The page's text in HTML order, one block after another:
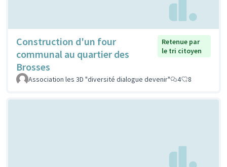
Construction d'un four
communal au quartier des
Brosses
Retenue par
le tri citoyen
Association les 3D "diversité dialogue devenir" 4 8